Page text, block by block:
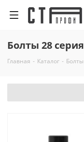
Болты 28 серия
Главная - Каталог - Болты